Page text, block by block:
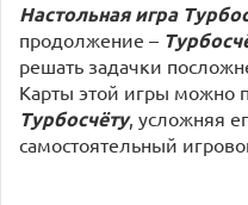
Настольная игра
продолжение –
решать задачки
Карты этой игры можно
Турбосчёту, усложняя
самостоятельный